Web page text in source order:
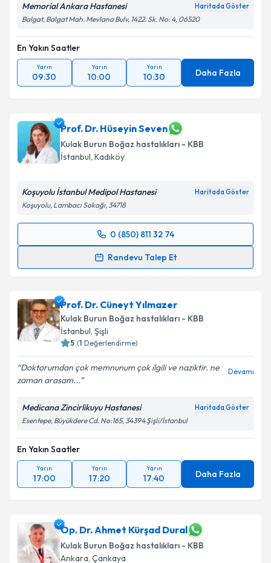
Memorial Ankara Hastanesi Haritada Göster
Balgat, Balgat Mah. Mevlana Bulv, 1422. Sk. No: 4, 06520
En Yakın Saatler
Yarın
09:30
Yarın
10:00
Yarın
10:30 Daha Fazla
Prof. Dr. Hüseyin Seven
Kulak Burun Boğaz hastalıkları - KBB
İstanbul, Kadıköy
Koşuyolu İstanbul Medipol Hastanesi Haritada Göster
Koşuyolu, Lambacı Sokağı, 34718
0 (850) 811 32 74
Randevu Talep Et
Randevu Takvimi Talebi
takvim hazırlandığında e-posta ile bilgilendireceğiz.
E-posta Adresiniz
kapsamda işlenmesini kabul ediyorum.
Prof. Dr. Cüneyt Yılmazer
Kulak Burun Boğaz hastalıkları - KBB
İstanbul, Şişli
5 (1 Değerlendirme)
Doktorumdan çok memnunum çok ilgili ve naziktir. ne
zaman arasam...
Devamı
Medicana Zincirlikuyu Hastanesi Haritada Göster
Esentepe, Büyükdere Cd. No:165, 34394 Şişli/İstanbul
En Yakın Saatler
Yarın
17:00
Yarın
17:20
Yarın
17:40 Daha Fazla
Op. Dr. Ahmet Kürşad Dural
Kulak Burun Boğaz hastalıkları - KBB
Ankara, Çankaya